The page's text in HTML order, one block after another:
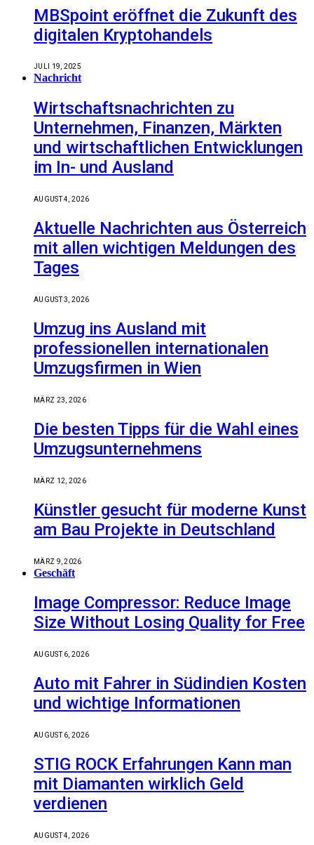
MBSpoint eröffnet die Zukunft des
digitalen Kryptohandels
JULI 19, 2025
Nachricht
Wirtschaftsnachrichten zu
Unternehmen, Finanzen, Märkten
und wirtschaftlichen Entwicklungen
im In- und Ausland
AUGUST 4, 2026
Aktuelle Nachrichten aus Österreich
mit allen wichtigen Meldungen des
Tages
AUGUST 3, 2026
Umzug ins Ausland mit
professionellen internationalen
Umzugsfirmen in Wien
MÄRZ 23, 2026
Die besten Tipps für die Wahl eines
Umzugsunternehmens
MÄRZ 12, 2026
Künstler gesucht für moderne Kunst
am Bau Projekte in Deutschland
MÄRZ 9, 2026
Geschäft
Image Compressor: Reduce Image
Size Without Losing Quality for Free
AUGUST 6, 2026
Auto mit Fahrer in Südindien Kosten
und wichtige Informationen
AUGUST 6, 2026
STIG ROCK Erfahrungen Kann man
mit Diamanten wirklich Geld
verdienen
AUGUST 4, 2026